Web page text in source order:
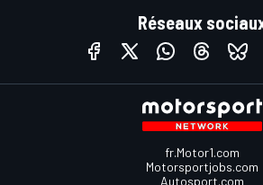
Réseaux
fr.Motor1.com
Motorsportjobs.com
Autosport.com